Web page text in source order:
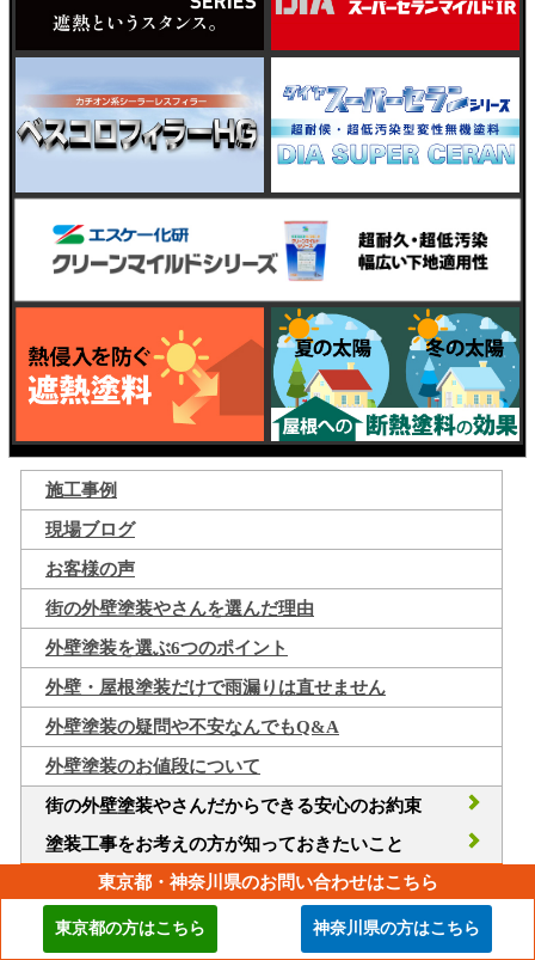
施工事例
現場ブログ
お客様の声
街の外壁塗装やさんを選んだ理由
外壁塗装を選ぶ6つのポイント
外壁・屋根塗装だけで雨漏りは直せません
外壁塗装の疑問や不安なんでもQ&A
外壁塗装のお値段について
街の外壁塗装やさんだからできる安心のお約束
塗装工事をお考えの方が知っておきたいこと
東京都・神奈川県のお問い合わせはこちら
東京都の方はこちら 神奈川県の方はこちら